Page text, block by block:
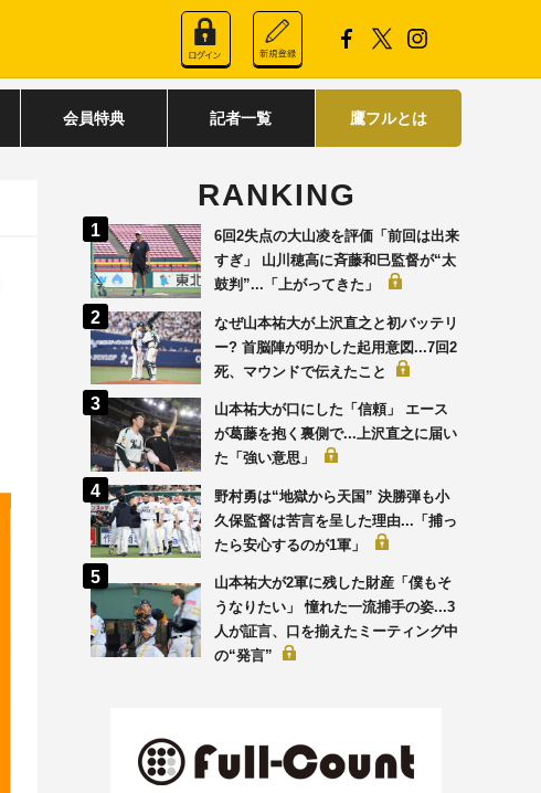
会員特典 記者一覧 鷹フルとは
RANKING
6回2失点の大山凌を評価「前回は出来
すぎ」 山川穂高に斉藤和巳監督が“太
鼓判”...「上がってきた」
なぜ山本祐大が上沢直之と初バッテリ
ー? 首脳陣が明かした起用意図...7回2
死、マウンドで伝えたこと
山本祐大が口にした「信頼」 エース
が葛藤を抱く裏側で...上沢直之に届い
た「強い意思」
野村勇は“地獄から天国” 決勝弾も小
久保監督は苦言を呈した理由...「捕っ
たら安心するのが1軍」
山本祐大が2軍に残した財産「僕もそ
うなりたい」 憧れた一流捕手の姿...3
人が証言、口を揃えたミーティング中
の“発言”